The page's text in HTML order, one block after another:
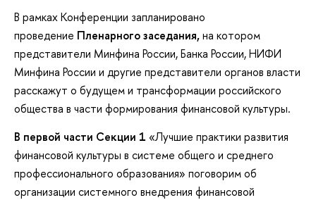
В рамках Конференции запланировано
проведение Пленарного заседания,на котором
представители Минфина России, Банка России, НИФИ
Минфина России и другие представители органов власти
расскажут о будущем и трансформации российского
общества в части формирования финансовой культуры.
В первой части Секции 1 «Лучшие практики развития
финансовой культуры в системе общего и среднего
профессионального образования» поговорим об
организации системного внедрения финансовой